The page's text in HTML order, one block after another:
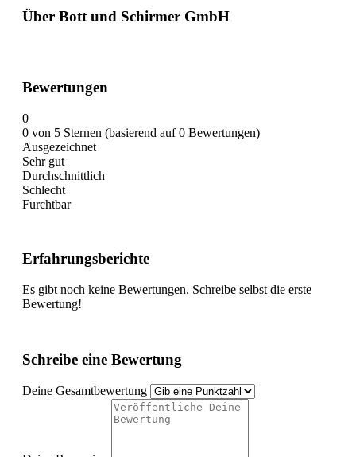
Über Bott und Schirmer GmbH
Bewertungen
0
0 von 5 Sternen (basierend auf 0 Bewertungen)
Ausgezeichnet
Sehr gut
Durchschnittlich
Schlecht
Furchtbar
Erfahrungsberichte
Es gibt noch keine Bewertungen. Schreibe selbst die erste
Bewertung!
Schreibe eine Bewertung
Deine Gesamtbewertung